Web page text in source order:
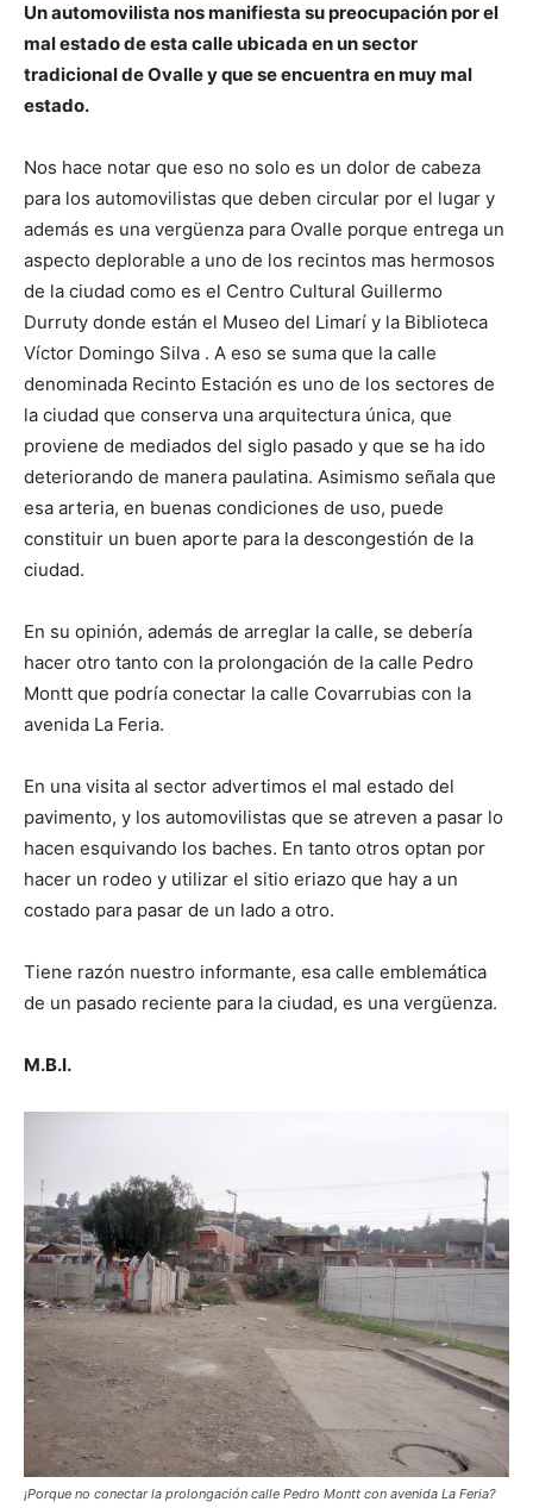
Un automovilista nos manifiesta su preocupación por el
mal estado de esta calle ubicada en un sector
tradicional de Ovalle y que se encuentra en muy mal
estado.
Nos hace notar que eso no solo es un dolor de cabeza
para los automovilistas que deben circular por el lugar y
además es una vergüenza para Ovalle porque entrega un
aspecto deplorable a uno de los recintos mas hermosos
de la ciudad como es el Centro Cultural Guillermo
Durruty donde están el Museo del Limarí y la Biblioteca
Víctor Domingo Silva . A eso se suma que la calle
denominada Recinto Estación es uno de los sectores de
la ciudad que conserva una arquitectura única, que
proviene de mediados del siglo pasado y que se ha ido
deteriorando de manera paulatina. Asimismo señala que
esa arteria, en buenas condiciones de uso, puede
constituir un buen aporte para la descongestión de la
ciudad.
En su opinión, además de arreglar la calle, se debería
hacer otro tanto con la prolongación de la calle Pedro
Montt que podría conectar la calle Covarrubias con la
avenida La Feria.
En una visita al sector advertimos el mal estado del
pavimento, y los automovilistas que se atreven a pasar lo
hacen esquivando los baches. En tanto otros optan por
hacer un rodeo y utilizar el sitio eriazo que hay a un
costado para pasar de un lado a otro.
Tiene razón nuestro informante, esa calle emblemática
de un pasado reciente para la ciudad, es una vergüenza.
M.B.I.
¡Porque no conectar la prolongación calle Pedro Montt con avenida La Feria?